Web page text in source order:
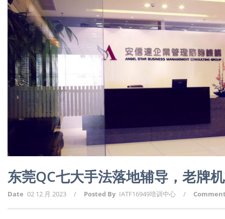
东莞QC七大手法落地辅导，老牌
Date 02 12 月 2023 / Posted By IATF16949培训中心 /